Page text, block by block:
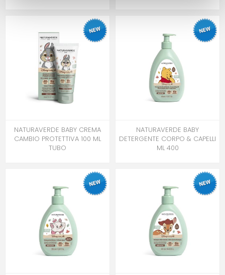
NATURAVERDE BABY CREMA
CAMBIO PROTETTIVA 100 ML
TUBO
NATURAVERDE BABY
DETERGENTE CORPO & CAPELLI
ML 400